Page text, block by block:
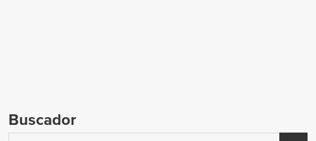
Buscador